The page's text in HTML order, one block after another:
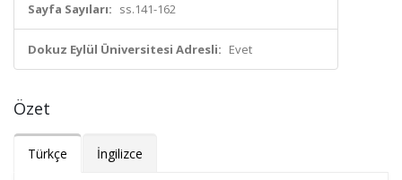
Sayfa Sayıları: ss.141-162
Dokuz Eylül Üniversitesi Adresli: Evet
Özet
Türkçe İngilizce